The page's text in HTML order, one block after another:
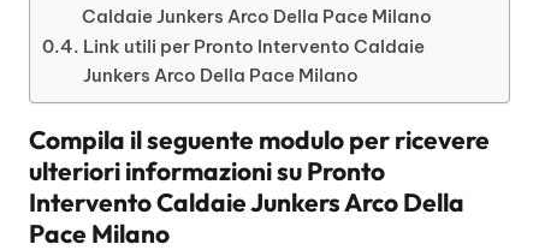
Caldaie Junkers Arco Della Pace Milano
Link utili per Pronto Intervento Caldaie
Junkers Arco Della Pace Milano
Compila il seguente modulo per ricevere
ulteriori informazioni suPronto
Intervento Caldaie Junkers Arco Della
Pace Milano